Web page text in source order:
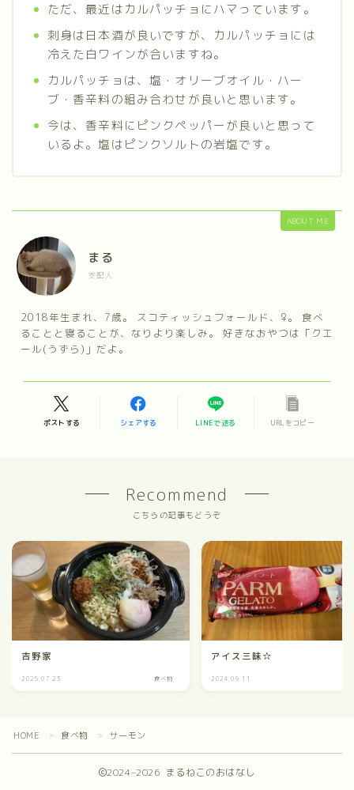
ただ、最近はカルパッチョにハマっています。
刺身は日本酒が良いですが、カルパッチョには
冷えた白ワインが合いますね。
カルパッチョは、塩・オリーブオイル・ハー
ブ・香辛料の組み合わせが良いと思います。
今は、香辛料にピンクペッパーが良いと思って
いるよ。塩はピンクソルトの岩塩です。
ABOUT ME
まる
支配人
2018年生まれ、7歳。 スコティッシュフォールド、♀。 食べ
ることと寝ることが、なりより楽しみ。 好きなおやつは「クエ
ール(うずら)」だよ。
ポストする シェアする LINEで送る URLをコピー
Recommend
こちらの記事もどうぞ
吉野家
2025.07.23 食べ物
アイス三昧☆
2024.09.11
HOME ＞ 食べ物 ＞ サーモン
2024–2026 まるねこのおはなし